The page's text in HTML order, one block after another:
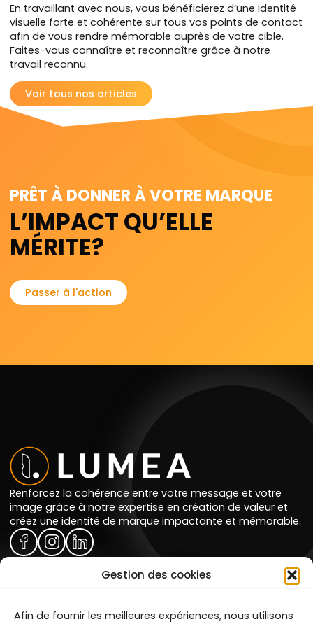
Gestion des cookies
Afin de fournir les meilleures expériences, nous utilisons
En travaillant avec nous, vous bénéficierez d’une identité
visuelle forte et cohérente sur tous vos points de contact
afin de vous rendre mémorable auprès de votre cible.
Faites-vous connaître et reconnaître grâce à notre
travail reconnu.
Voir tous nos articles
PRÊT À DONNER À VOTRE MARQUE
L’IMPACT QU’ELLE
MÉRITE?
Passer à l'action
Renforcez la cohérence entre votre message et votre
image grâce à notre expertise en création de valeur et
créez une identité de marque impactante et mémorable.
Portfolio